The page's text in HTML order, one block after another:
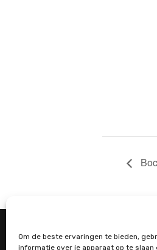
Om de beste ervaringen te bieden,
informatie over je apparaat op te
Dinsdag-Vrijdag